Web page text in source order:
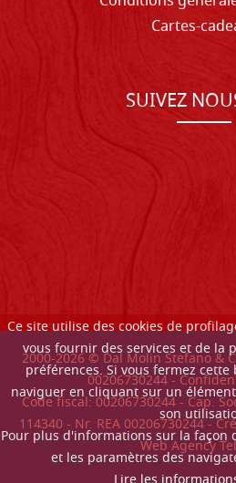
Ce site utilise des cookies de
vous fournir des services et de la
préférences. Si vous fermez
naviguer en cliquant sur un
son
Pour plus d'informations sur la façon
et les paramètres des
Cartes-
SUIVEZ
2000-2026© Dal Molin Stefano &
00206730244 -
Code fiscal: 00206730244 - Cap.
114340 - Nr. REA 00206730244 -
Web Agency